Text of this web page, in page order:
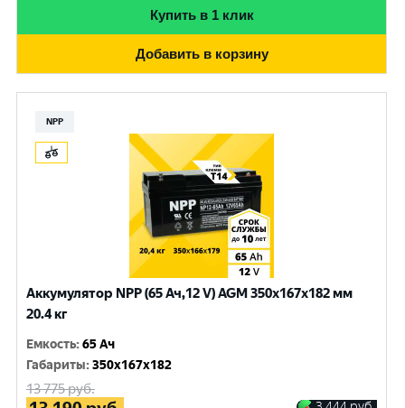
Купить в 1 клик
Добавить в корзину
NPP
Аккумулятор NPP (65 Ач,12 V) AGM 350x167x182 мм
20.4 кг
Емкость:65 Ач
Габариты:350x167x182
13 775руб.